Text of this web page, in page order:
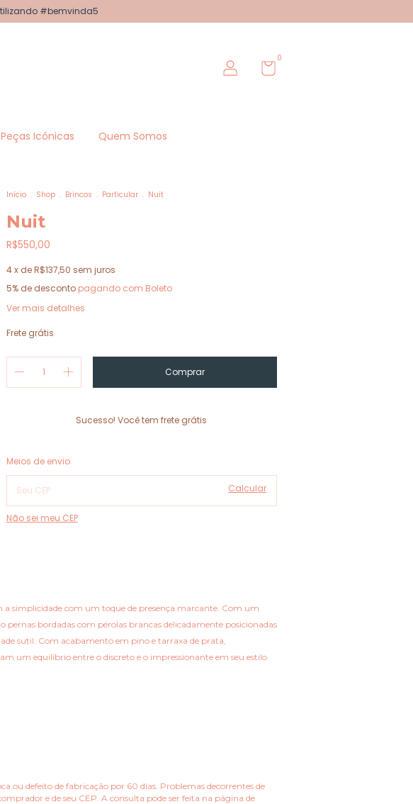
#bemvinda5
0
Peças Icônicas Quem Somos
Início . Shop . Brincos . Particular . Nuit
Nuit
R$550,00
4 x deR$137,50 sem juros
5% de descontopagando com Boleto
Ver mais detalhes
Frete grátis
Sucesso! Você tem frete grátis
Entregas para o CEP:
Meios de envio
Calcular
Não sei meu CEP
simplicidade com um toque de presença marcante. Com um
bordadas com pérolas brancas delicadamente posicionadas
sutil. Com acabamento em pino e tarraxa de prata,
um equilíbrio entre o discreto e o impressionante em seu estilo.
ou defeito de fabricação por 60 dias. Problemas decorrentes de
e de seu CEP. A consulta pode ser feita na página de